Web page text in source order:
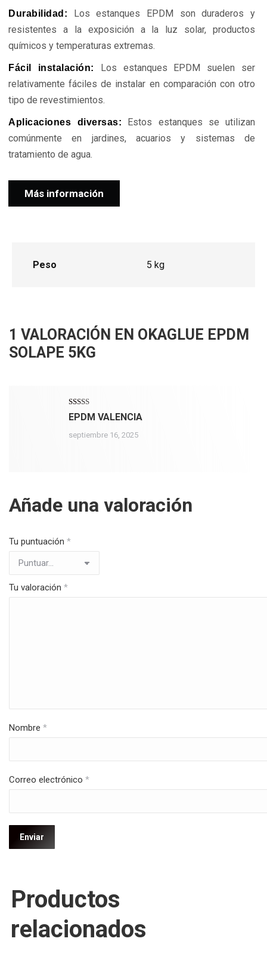
Durabilidad:
Los estanques EPDM son duraderos y
resistentes a la exposición a la luz solar, productos
químicos y temperaturas extremas.
Fácil instalación:
Los estanques EPDM suelen ser
relativamente fáciles de instalar en comparación con otro
tipo de revestimientos.
Aplicaciones diversas:
Estos estanques se utilizan
comúnmente en jardines, acuarios y sistemas de
tratamiento de agua.
Más información
Peso 5 kg
1 VALORACIÓN EN OKAGLUE EPDM
SOLAPE 5KG
Valorado
con5de 5
EPDM VALENCIA
septiembre 16, 2025
Añade una valoración
Tu puntuación *
Tu valoración *
Nombre *
Correo electrónico *
Productos
relacionados